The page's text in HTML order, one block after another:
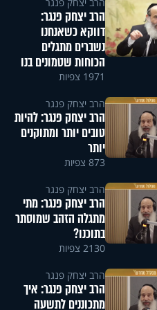
הרב יצחק פנגר
הרב יצחק פנגר:
דווקא כשאנחנו
נשברים מתגלים
הכוחות שטמונים בנו
1971 צפיות
הרב יצחק פנגר
הרב יצחק פנגר: להיות
טובים יותר ומתוקנים
יותר
873 צפיות
הרב יצחק פנגר
הרב יצחק פנגר: מתי
מתגלה הזהב שמוסתר
בתוכנו?
2130 צפיות
הרב יצחק פנגר
הרב יצחק פנגר: איך
מתכוננים לתשעה